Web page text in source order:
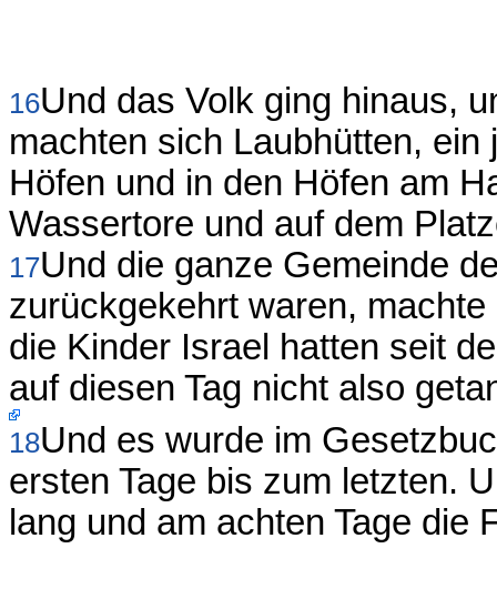
16Und das Volk ging hinaus,
machten sich Laubhütten,
Höfen und in den Höfen am
Wassertore und auf dem
17Und die ganze Gemeinde
zurückgekehrt waren,
die Kinder Israel hatten seit
auf diesen Tag nicht also
18Und es wurde im
ersten Tage bis zum letzten.
lang und am achten Tage die